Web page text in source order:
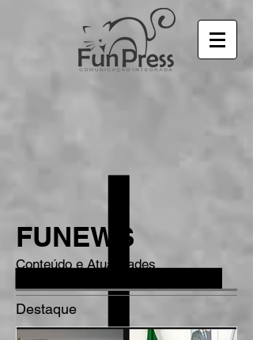
FUNEWS
Conteúdo e Atualidades
Destaque